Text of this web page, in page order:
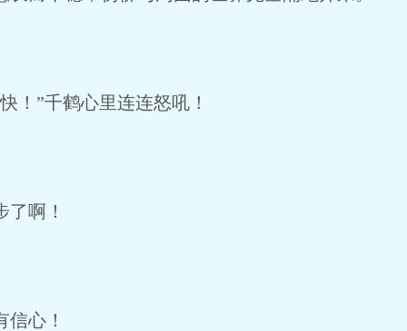
”千鹤心里连连怒吼！
啊！
心！